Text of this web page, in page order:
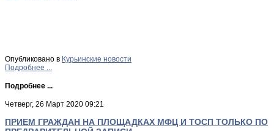
Опубликовано в Курьинские новости
Подробнее ...
Подробнее ...
Четверг, 26 Март 2020 09:21
ПРИЕМ ГРАЖДАН НА ПЛОЩАДКАХ МФЦ И ТОСП ТОЛЬКО ПО